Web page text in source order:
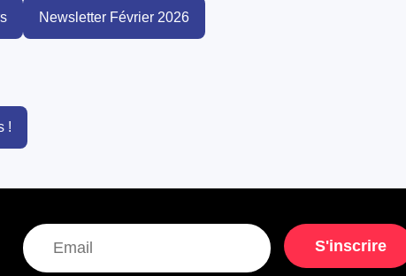
Newsletter Février 2026
!
S'inscrire